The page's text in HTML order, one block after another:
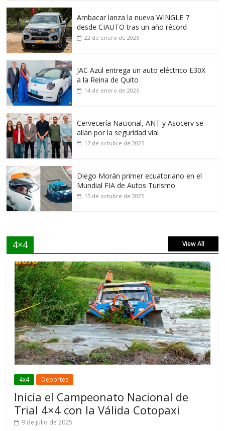
Ambacar lanza la nueva WINGLE 7
desde CIAUTO tras un año récord
22 de enero de 2026
JAC Azul entrega un auto eléctrico E30X
a la Reina de Quito
14 de enero de 2026
Cervecería Nacional, ANT y Asocerv se
alían por la seguridad vial
17 de octubre de 2025
Diego Morán primer ecuatoriano en el
Mundial FIA de Autos Turismo
15 de octubre de 2025
4×4 View All
4x4 Deportes
Inicia el Campeonato Nacional de
Trial 4×4 con la Válida Cotopaxi
9 de julio de 2025